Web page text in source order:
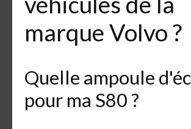
marque Volvo ?
Quelle ampoule
pour ma S80 ?